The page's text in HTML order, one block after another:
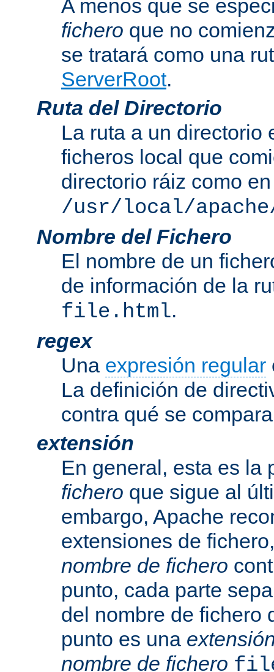
A menos que se
fichero que no
se tratará como una
ServerRoot.
Ruta del Directorio
La ruta a un directorio
ficheros local que
directorio ráiz como en
/usr/local/
Nombre del Fichero
El nombre de un
de información de la
file.html.
regex
Una expresión regular
La definición de
contra qué se
extensión
En general, esta es la
fichero que sigue al
embargo, Apache
extensiones de
nombre de fichero
punto, cada parte
del nombre de fichero
punto es una
nombre de fichero